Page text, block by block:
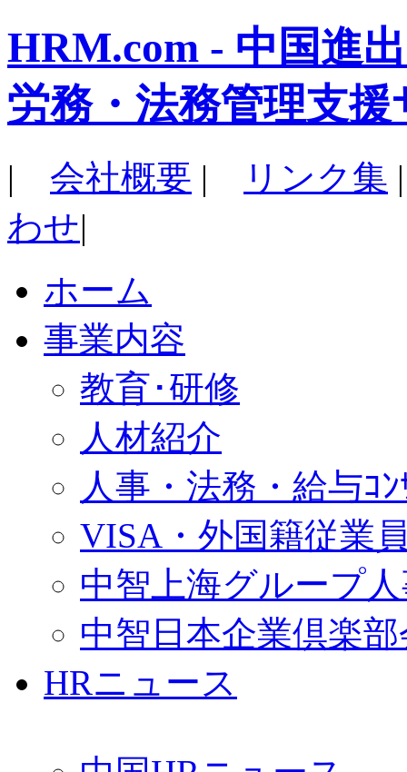
HRM.com - 中国進
労務・法務管理支援
| 会社概要 | リンク集
わせ|
ホーム
事業内容
教育･研修
人材紹介
人事・法務・給与ｺﾝ
VISA・外国籍従業
中智上海グループ
中智日本企業倶楽
HRニュース